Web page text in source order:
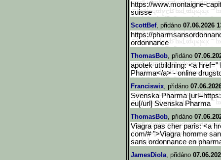
https://www.montaigne-
suisse
ScottBef, přidáno 07.06.2026
https://
ordonnance
ThomasBob, přidáno
apotek utbildning: <a
Pharma</a> - online
Franciswix, přidáno
Svenska Pharma
eu[/url] Svenska Pharma
ThomasBob, přidáno
Viagra pas cher paris: <a
com/# ">Viagra homme
sans ordonnance en
JamesDiola, přidáno